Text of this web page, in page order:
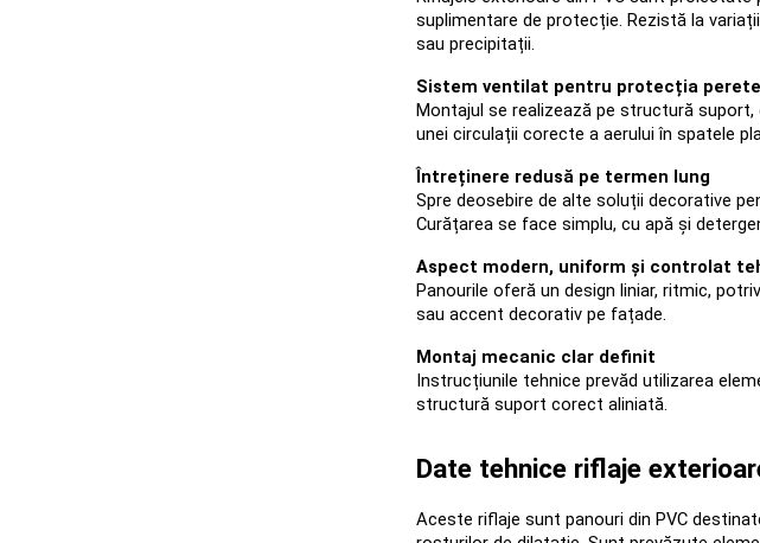
suplimentare de protecție. Rezistă la
sau precipitații.
Sistem ventilat pentru protecția
Montajul se realizează pe structură
unei circulații corecte a aerului în spatele
Întreținere redusă pe termen lung
Spre deosebire de alte soluții decorative
Curățarea se face simplu, cu apă și
Aspect modern, uniform și controlat
Panourile oferă un design liniar, ritmic,
sau accent decorativ pe fațade.
Montaj mecanic clar definit
Instrucțiunile tehnice prevăd utilizarea
structură suport corect aliniată.
Date tehnice riflaje
Aceste riflaje sunt panouri din PVC